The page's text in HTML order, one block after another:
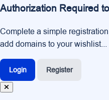
Authorization Required
Complete a simple
add domains to your wishlist...
Login Register